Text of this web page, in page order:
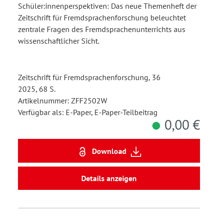
Schüler:innenperspektiven: Das neue Themenheft der
Zeitschrift für Fremdsprachenforschung beleuchtet
zentrale Fragen des Fremdsprachenunterrichts aus
wissenschaftlicher Sicht.
Zeitschrift für Fremdsprachenforschung, 36
2025, 68 S.
Artikelnummer: ZFF2502W
Verfügbar als: E-Paper, E-Paper-Teilbeitrag
0,00 €
Download
Details anzeigen